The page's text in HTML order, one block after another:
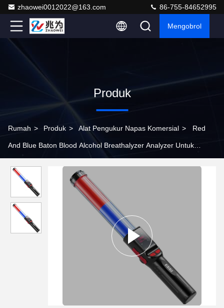
zhaowei0012022@163.com 86-755-84652995
Mengobrol
Produk
Rumah > Produk > Alat Pengukur Napas Komersial > Red
And Blue Baton Blood Alcohol Breathalyzer Analyzer Untuk